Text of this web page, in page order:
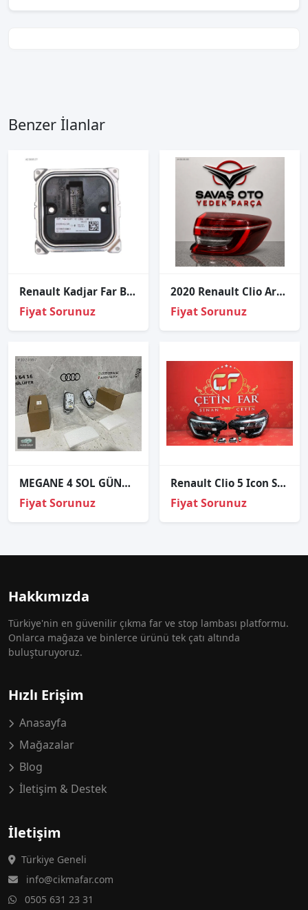
Benzer İlanlar
Renault Kadjar Far Beyni 260551225R
Fiyat Sorunuz
2020 Renault Clio Arka Stop Dış Sağ Sol
Fiyat Sorunuz
MEGANE 4 SOL GÜNDÜZ LEDİ
Fiyat Sorunuz
Renault Clio 5 Icon Sağ Sol Far Sıfır Orjinal Dolu
Fiyat Sorunuz
Hakkımızda
Türkiye'nin en güvenilir çıkma far ve stop lambası platformu.
Onlarca mağaza ve binlerce ürünü tek çatı altında
buluşturuyoruz.
Hızlı Erişim
Anasayfa
Mağazalar
Blog
İletişim & Destek
İletişim
Türkiye Geneli
info@cikmafar.com
0505 631 23 31